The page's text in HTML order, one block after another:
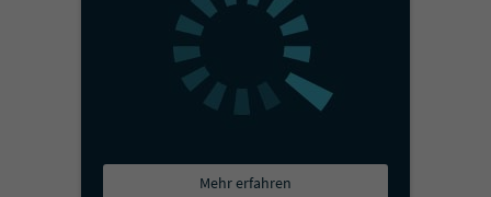
Mehr erfahren